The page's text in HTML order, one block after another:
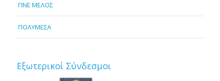
ΓΙΝΕ ΜΕΛΟΣ
ΠΟΛΥΜΕΣΑ
Εξωτερικοί Σύνδεσμοι